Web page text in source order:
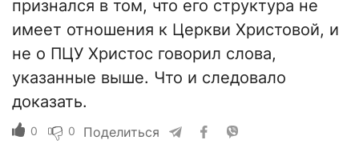
признался в том, что его структура не
имеет отношения к Церкви Христовой, и
не о ПЦУ Христос говорил слова,
указанные выше. Что и следовало
доказать.
0 0 Поделиться